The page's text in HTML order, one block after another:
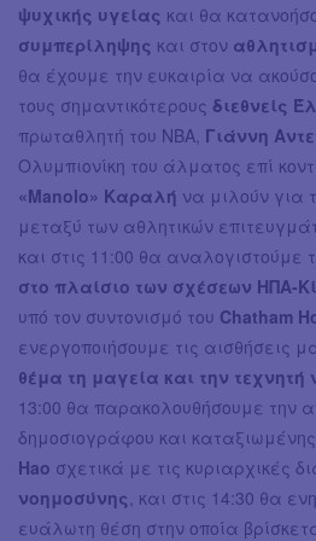
ψυχικής υγείας και θα
συμπερίληψης και στον
θα έχουμε την ευκαιρία να
τους σημαντικότερους διεθνείς
πρωταθλητή του NBA, Γιάννη
Ολυμπιονίκη του άλματος επί
«Manolo» Καραλή να μιλούν για
μεταξύ των αθλητικών
και στις 11:00 θα αναλογιστούμε
στο πλαίσιο των σχέσεων ΗΠΑ-
υπό τον συντονισμό του Chatham
ενεργοποιήσουμε τις αισθήσεις
θέμα τη μαγεία και την τεχνητή
13:00 θα παρακολουθήσουμε την
δημοσιογράφου και
Hao σχετικά με τις κυριαρχικές
νοημοσύνης , και στις 14:30 θα
ευάλωτη θέση στην οποία